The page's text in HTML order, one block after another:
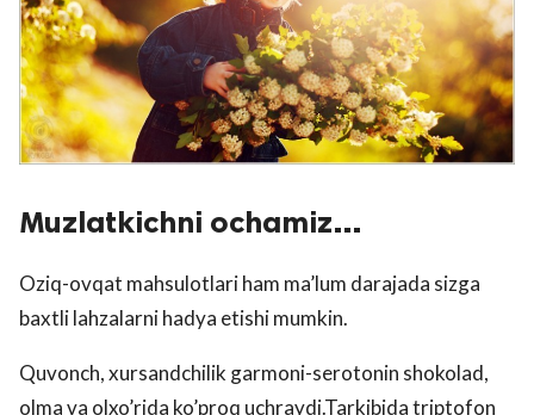
Muzlatkichni ochamiz…
Oziq-ovqat mahsulotlari ham ma’lum darajada sizga
baxtli lahzalarni hadya etishi mumkin.
Quvonch, xursandchilik garmoni-serotonin shokolad,
olma va olxo’rida ko’proq uchraydi.Tarkibida triptofon